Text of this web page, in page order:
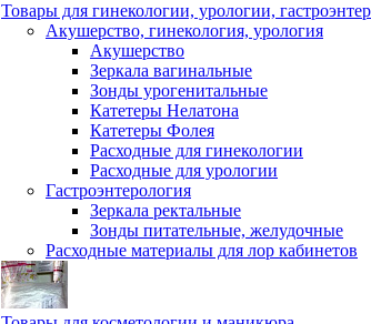
Товары для гинекологии, урологии,
Акушерство, гинекология, урология
Акушерство
Зеркала вагинальные
Зонды урогенитальные
Катетеры Нелатона
Катетеры Фолея
Расходные для гинекологии
Расходные для урологии
Гастроэнтерология
Зеркала ректальные
Зонды питательные, желудочные
Расходные материалы для лор кабинетов